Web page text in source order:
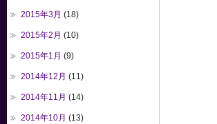
2015年3月 (18)
2015年2月 (10)
2015年1月 (9)
2014年12月 (11)
2014年11月 (14)
2014年10月 (13)